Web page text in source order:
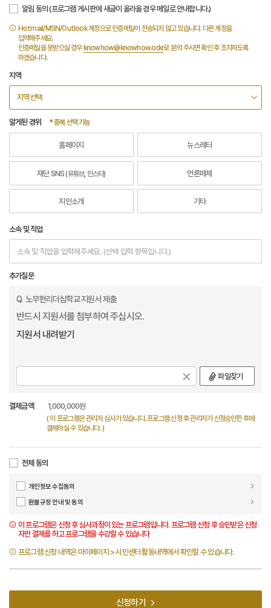
알림 동의 (프로그램 게시판에 새글이 올라올 경우 메일로 안내합니다.)
Hotmail/MSN/Outlook 계정으로 인증메일이 전송되지 않고 있습니다. 다른 계정을
입력해주세요.
인증메일을 못받으실 경우 knowhow@knowhow.or.kr로 문의 주시면 확인 후 조치하도록
하겠습니다.
지역
알게된 경위 * 중복 선택 가능
홈페이지 뉴스레터
재단 SNS(유튜브, 인스타) 언론매체
지인소개 기타
소속 및 직업
추가질문
Q. 노무현리더십학교 지원서 제출
반드시 지원서를 첨부하여 주십시오.
지원서 내려받기
파일찾기
결제금액 1,000,000원
( 이 프로그램은 관리자 심사가 있습니다. 프로그램 신청 후 관리자가 신청승인한 후에
결제하실 수 있습니다. )
전체 동의
개인정보 수집동의
환불규정 안내 및 동의
이 프로그램은 신청 후 심사과정이 있는 프로그램입니다. 프로그램 신청 후 승인받은 신청
자만 결제를 하고 프로그램을 수강할 수 있습니다
프로그램 신청 내역은 마이페이지 > 시민센터 활동내역에서 확인할 수 있습니다.
신청하기